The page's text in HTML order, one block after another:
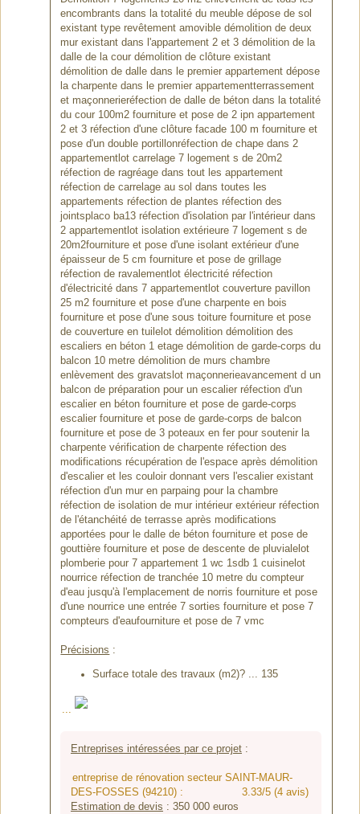
encombrants dans la totalité du meuble dépose de sol
existant type revêtement amovible démolition de deux
mur existant dans l'appartement 2 et 3 démolition de la
dalle de la cour démolition de clôture existant
démolition de dalle dans le premier appartement dépose
la charpente dans le premier appartementterrassement
et maçonnerieréfection de dalle de béton dans la totalité
du cour 100m2 fourniture et pose de 2 ipn appartement
2 et 3 réfection d'une clôture facade 100 m fourniture et
pose d'un double portillonréfection de chape dans 2
appartementlot carrelage 7 logement s de 20m2
réfection de ragréage dans tout les appartement
réfection de carrelage au sol dans toutes les
appartements réfection de plantes réfection des
jointsplaco ba13 réfection d'isolation par l'intérieur dans
2 appartementlot isolation extérieure 7 logement s de
20m2fourniture et pose d'une isolant extérieur d'une
épaisseur de 5 cm fourniture et pose de grillage
réfection de ravalementlot électricité réfection
d'électricité dans 7 appartementlot couverture pavillon
25 m2 fourniture et pose d'une charpente en bois
fourniture et pose d'une sous toiture fourniture et pose
de couverture en tuilelot démolition démolition des
escaliers en béton 1 etage démolition de garde-corps du
balcon 10 metre démolition de murs chambre
enlèvement des gravatslot maçonnerieavancement d un
balcon de préparation pour un escalier réfection d'un
escalier en béton fourniture et pose de garde-corps
escalier fourniture et pose de garde-corps de balcon
fourniture et pose de 3 poteaux en fer pour soutenir la
charpente vérification de charpente réfection des
modifications récupération de l'espace après démolition
d'escalier et les couloir donnant vers l'escalier existant
réfection d'un mur en parpaing pour la chambre
réfection de isolation de mur intérieur extérieur réfection
de l'étanchéité de terrasse après modifications
apportées pour le dalle de béton fourniture et pose de
gouttière fourniture et pose de descente de pluvialelot
plomberie pour 7 appartement 1 wc 1sdb 1 cuisinelot
nourrice réfection de tranchée 10 metre du compteur
d'eau jusqu'à l'emplacement de norris fourniture et pose
d'une nourrice une entrée 7 sorties fourniture et pose 7
compteurs d'eaufourniture et pose de 7 vmc
Précisions :
Surface totale des travaux (m2)? ... 135
...
Entreprises intéressées par ce projet:
entreprise de rénovation secteur SAINT-MAUR-
DES-FOSSES (94210) :
3.33/5 (4 avis)
Estimation de devis : 350 000euros